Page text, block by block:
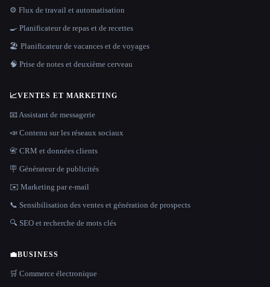
⚙️ Flux de travail et automatisation
🍳 Planificateur de repas et de recettes
🏖 Planificateur de vacances et de voyages
🧠 Prise de notes et deuxième cerveau
📈VENTES ET MARKETING
📧 Assistant de messagerie
📣 Contenu sur les réseaux sociaux
📇 CRM et données clients
🪧 Générateur de publicités
✉️ Marketing par e-mail
📞 Sensibilisation des ventes et génération de prospects
🔍 SEO et recherche de mots clés
💼BUSINESS
🛒 Commerce électronique